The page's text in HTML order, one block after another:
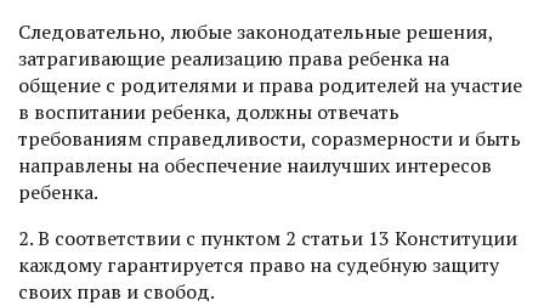
Следовательно, любые законодательные решения,
затрагивающие реализацию права ребенка на
общение с родителями и права родителей на участие
в воспитании ребенка, должны отвечать
требованиям справедливости, соразмерности и быть
направлены на обеспечение наилучших интересов
ребенка.
2. В соответствии с пунктом 2 статьи 13 Конституции
каждому гарантируется право на судебную защиту
своих прав и свобод.